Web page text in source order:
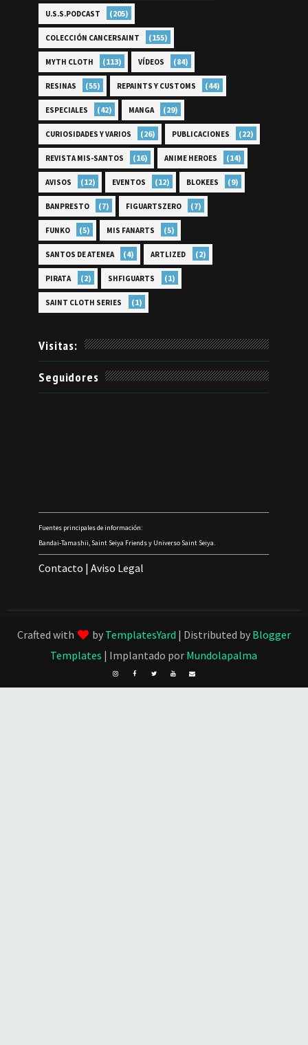
U.S.S.PODCAST (205)
COLECCIÓN CANCERSAINT (155)
MYTH CLOTH (113) VÍDEOS (84)
RESINAS (55) REPAINTS Y CUSTOMS (44)
ESPECIALES (42) MANGA (29)
CURIOSIDADES Y VARIOS (26) PUBLICACIONES (22)
REVISTA MIS-SANTOS (16) ANIME HEROES (14)
AVISOS (12) EVENTOS (12) BLOKEES (9)
BANPRESTO (7) FIGUARTSZERO (7)
FUNKO (5) MIS FANARTS (5)
SANTOS DE ATENEA (4) ARTLIZED (2)
PIRATA (2) SHFIGUARTS (1)
SAINT CLOTH SERIES (1)
Visitas:
Seguidores
Fuentes principales de información:
Bandai-Tamashii, Saint Seiya Friends y Universo Saint Seiya.
Contacto |Aviso Legal
Crafted with by TemplatesYard | Distributed by Blogger
Templates | Implantado por Mundolapalma